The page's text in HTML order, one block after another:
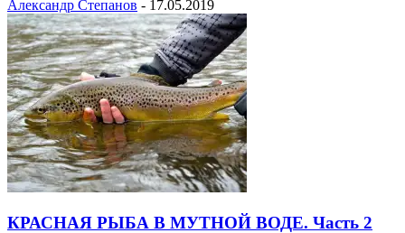
Александр Степанов - 17.05.2019
КРАСНАЯ РЫБА В МУТНОЙ ВОДЕ. Часть 2